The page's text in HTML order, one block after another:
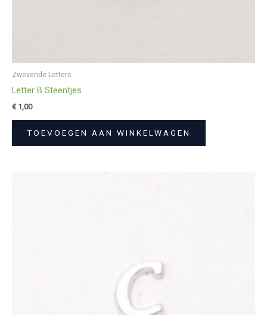
Zwevende Letters
Letter B Steentjes
€1,00
TOEVOEGEN AAN WINKELWAGEN